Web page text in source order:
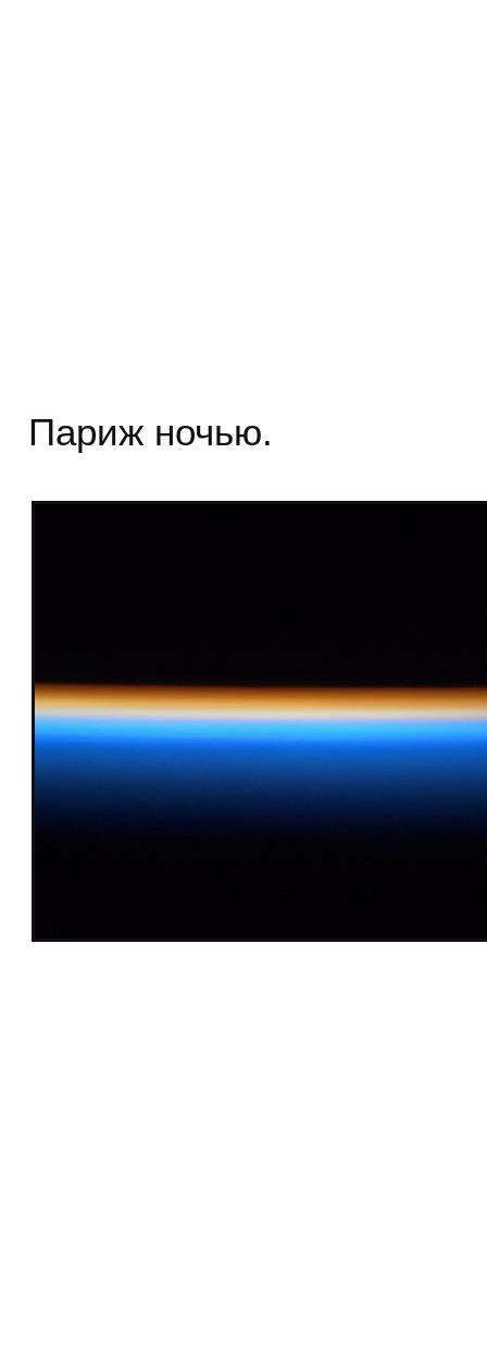
Париж ночью.